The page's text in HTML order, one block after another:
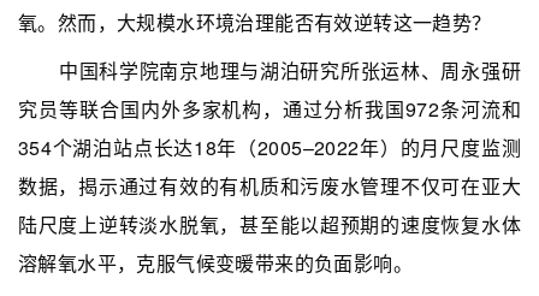
氧。然而，大规模水环境治理能否有效逆转这一趋势？
中国科学院南京地理与湖泊研究所张运林、周永强研
究员等联合国内外多家机构，通过分析我国972条河流和
354个湖泊站点长达18年（2005–2022年）的月尺度监测
数据，揭示通过有效的有机质和污废水管理不仅可在亚大
陆尺度上逆转淡水脱氧，甚至能以超预期的速度恢复水体
溶解氧水平，克服气候变暖带来的负面影响。